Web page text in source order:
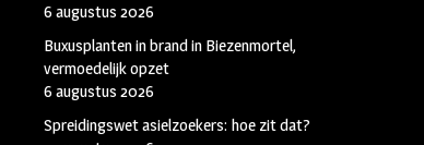
6 augustus 2026
Buxusplanten in brand in Biezenmortel,
vermoedelijk opzet
6 augustus 2026
Spreidingswet asielzoekers: hoe zit dat?